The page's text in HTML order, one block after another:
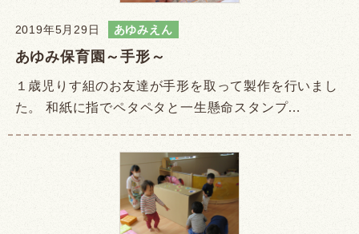
2019年5月29日 あゆみえん
あゆみ保育園～手形～
１歳児りす組のお友達が手形を取って製作を行いまし
た。 和紙に指でペタペタと一生懸命スタンプ…